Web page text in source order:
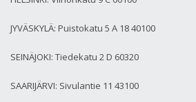
JYVÄSKYLÄ: Puistokatu 5 A 18 40100
SEINÄJOKI: Tiedekatu 2 D 60320
SAARIJÄRVI: Sivulantie 11 43100